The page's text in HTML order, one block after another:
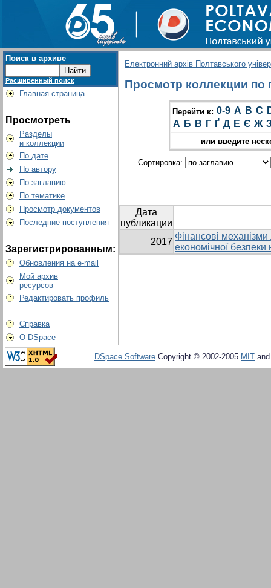
Поиск в архиве
Расширенный поиск
Главная страница
Просмотреть
Разделы
и коллекции
По дате
По автору
По заглавию
По тематике
Просмотр документов
Последние поступления
Зарегистрированным:
Обновления на e-mail
Мой архив
ресурсов
Редактировать профиль
Справка
О DSpace
Електронний архів Полтавського
Просмотр коллекции по
Перейти к: 0-9 A B C
А Б В Г Ґ Д Е Є Ж
или введите
Сортировка:
Дата
публикации
2017
Фінансові
економічної
DSpace Software Copyright © 2002-2005 MIT